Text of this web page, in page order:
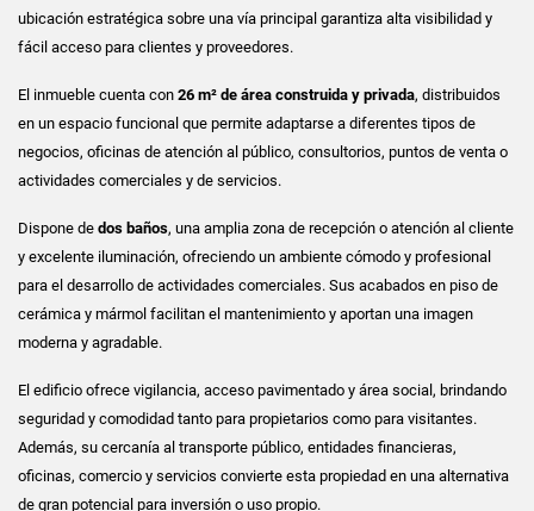
ubicación estratégica sobre una vía principal garantiza alta visibilidad y
fácil acceso para clientes y proveedores.
El inmueble cuenta con 26 m² de área construida y privada, distribuidos
en un espacio funcional que permite adaptarse a diferentes tipos de
negocios, oficinas de atención al público, consultorios, puntos de venta o
actividades comerciales y de servicios.
Dispone de dos baños, una amplia zona de recepción o atención al cliente
y excelente iluminación, ofreciendo un ambiente cómodo y profesional
para el desarrollo de actividades comerciales. Sus acabados en piso de
cerámica y mármol facilitan el mantenimiento y aportan una imagen
moderna y agradable.
El edificio ofrece vigilancia, acceso pavimentado y área social, brindando
seguridad y comodidad tanto para propietarios como para visitantes.
Además, su cercanía al transporte público, entidades financieras,
oficinas, comercio y servicios convierte esta propiedad en una alternativa
de gran potencial para inversión o uso propio.